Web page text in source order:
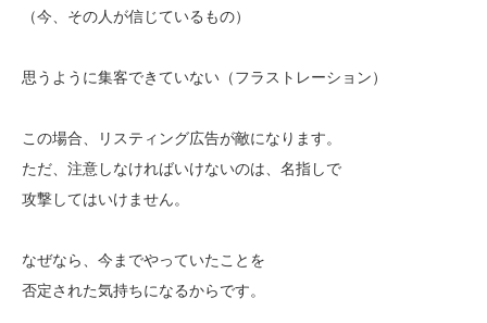
（今、その人が信じているもの）
思うように集客できていない（フラストレーション）
この場合、リスティング広告が敵になります。
ただ、注意しなければいけないのは、名指しで
攻撃してはいけません。
なぜなら、今までやっていたことを
否定された気持ちになるからです。